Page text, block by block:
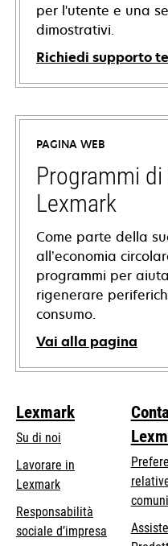
per l'utente e una
dimostrativi.
Richiedi supporto
si
apre
una
nuova
scheda
PAGINA WEB
Programmi
Lexmark
Come parte della
all’economia
programmi per
rigenerare
consumo.
Vai alla pagina
Lexmark
Su di noi
Lavorare in
Lexmark
Responsabilità
sociale d’impresa